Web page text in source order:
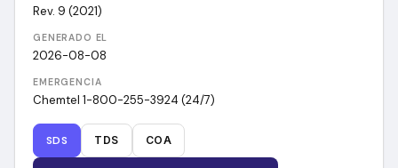
Rev. 9 (2021)
GENERADO EL
2026-08-08
EMERGENCIA
Chemtel 1-800-255-3924 (24/7)
SDS TDS COA